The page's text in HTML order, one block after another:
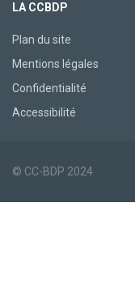
LA CCBDP
Plan du site
Mentions légales
Confidentialité
Accessibilité
© CC-BDP 2024